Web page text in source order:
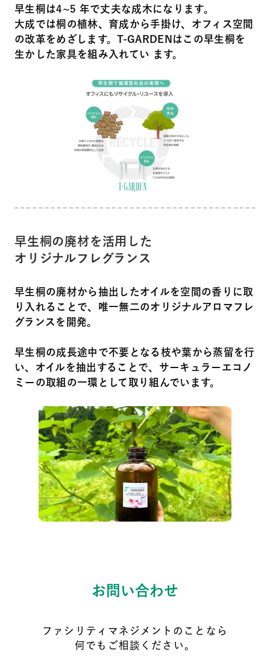
早生桐は4~5 年で丈夫な成木になります。
大成では桐の植林、育成から手掛け、オフィス空間
の改革をめざします。T-GARDENはこの早生桐を
生かした家具を組み入れてい ます。
早生桐の廃材を活用した
オリジナルフレグランス
早生桐の廃材から抽出したオイルを空間の香りに取
り入れることで、唯一無二のオリジナルアロマフレ
グランスを開発。
早生桐の成長途中で不要となる枝や葉から蒸留を行
い、オイルを抽出することで、サーキュラーエコノ
ミーの取組の一環として取り組んでいます。
お問い合わせ
ファシリティマネジメントのことなら
何でもご相談ください。